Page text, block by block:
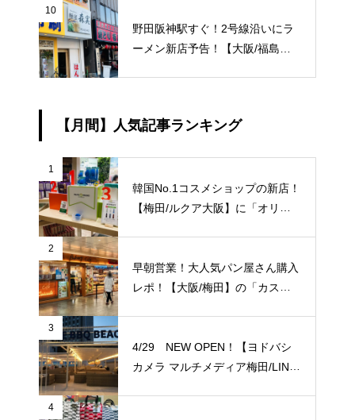
のサイゼリア！ ※「アニメイト
梅田」の入っているビルの地下一
10
野田阪神駅すぐ！2号線沿いにラ
ーメン新店予告！【大阪/福島区/
【月間】人気記事ランキング
1
韓国No.1コスメショップの新店！
【梅田/ルクア大阪】に「オリー
2
早朝営業！大人気パン屋さん購入
レポ！【大阪/梅田】の「カスカ
3
4/29 NEW OPEN！【ヨドバシ
カメラ マルチメディア梅田/LINK
4